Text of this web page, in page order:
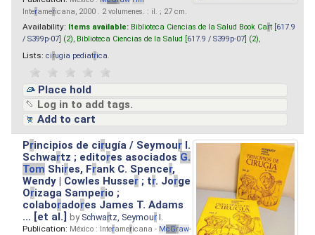
Interamericana, 2000 . 2 volumenes. : il. ; 27 cm.
Availability: Items available: Biblioteca Ciencias de la Salud Book Cart [ 617.9
/ S399p-07 ] (2), Biblioteca Ciencias de la Salud [ 617.9 / S399p-07 ] (2),
Lists: cirugia pediatrica
Place hold
Log in to add tags.
Add to cart
Principios de cirugía / Seymour I.
Schwartz ; editores asociados G.
Tom Shires, Frank C. Spencer,
Wendy | Cowles Husser ; tr. Jorge
Orizaga Samperio ;
colaboradores James T. Adams
... [et al.]by Schwartz, Seymour I.
Publication: México : Interamericana - McGraw-